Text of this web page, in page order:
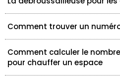
Comment trouver un
Comment calculer le
pour chauffer un espace